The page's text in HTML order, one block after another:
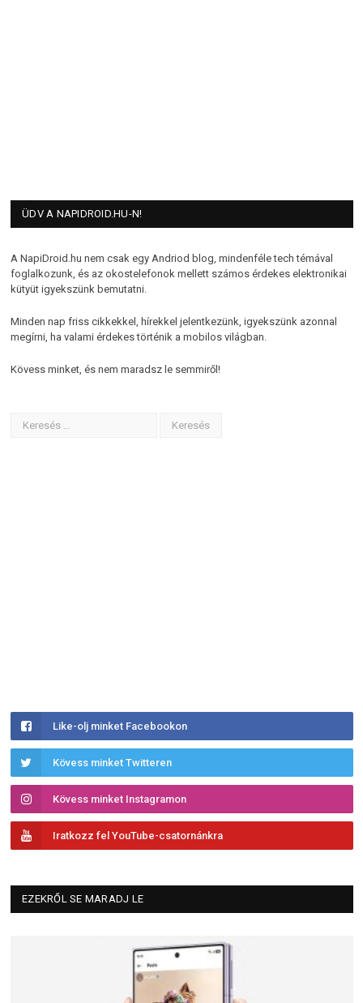
ÜDV A NAPIDROID.HU-N!
A NapiDroid.hu nem csak egy Andriod blog, mindenféle tech témával
foglalkozunk, és az okostelefonok mellett számos érdekes elektronikai
kütyüt igyekszünk bemutatni.
Minden nap friss cikkekkel, hírekkel jelentkezünk, igyekszünk azonnal
megírni, ha valami érdekes történik a mobilos világban.
Kövess minket, és nem maradsz le semmiről!
Like-olj minket Facebookon
Kövess minket Twitteren
Kövess minket Instagramon
Iratkozz fel YouTube-csatornánkra
EZEKRŐL SE MARADJ LE